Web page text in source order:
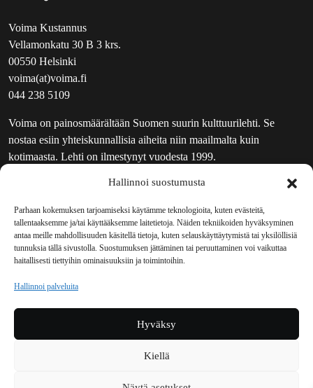
Hallinnoi suostumusta
Parhaan kokemuksen tarjoamiseksi käytämme teknologioita, kuten evästeitä,
tallentaaksemme ja/tai käyttääksemme laitetietoja. Näiden tekniikoiden hyväksyminen
antaa meille mahdollisuuden käsitellä tietoja, kuten selauskäyttäytymistä tai yksilöllisiä
tunnuksia tällä sivustolla. Suostumuksen jättäminen tai peruuttaminen voi vaikuttaa
haitallisesti tiettyihin ominaisuuksiin ja toimintoihin.
Hallinnoi palveluita
Hyväksy
Kiellä
Voima Kustannus
Vellamonkatu 30 B 3 krs.
00550 Helsinki
voima(at)voima.fi
044 238 5109
Voima on painosmäärältään Suomen suurin kulttuurilehti. Se
nostaa esiin yhteiskunnallisia aiheita niin maailmalta kuin
kotimaasta. Lehti on ilmestynyt vuodesta 1999.
UUTISKIRJE
MAINOSTAJILLE
VASTAMAINOKSET
JAKELUPAIKAT
REKISTERISELOSTE
TILAUKSEN PERUUTUSPYYNTÖ
TILAUSOHJEET JA -EHDOT